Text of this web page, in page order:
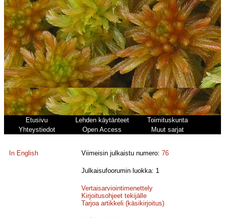
Etusivu Lehden käytänteet
Toimituskunta
Yhteystiedot
Open Access Muut sarjat
In English Viimeisin julkaistu numero:76
Julkaisufoorumin luokka: 1
Vertaisarviointimenettely
Kirjoitusohjeet tekijälle
Tarjoa artikkeli (käsikirjoitus)